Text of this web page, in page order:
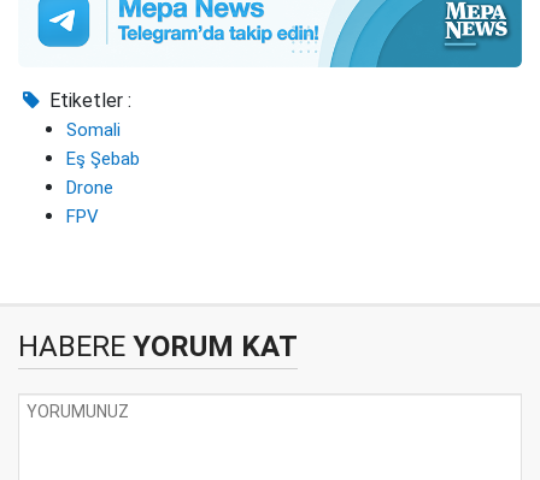
Etiketler :
Somali
Eş Şebab
Drone
FPV
HABERE YORUM KAT